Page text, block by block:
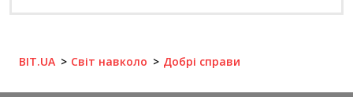
BIT.UA Світ навколо Добрі справи